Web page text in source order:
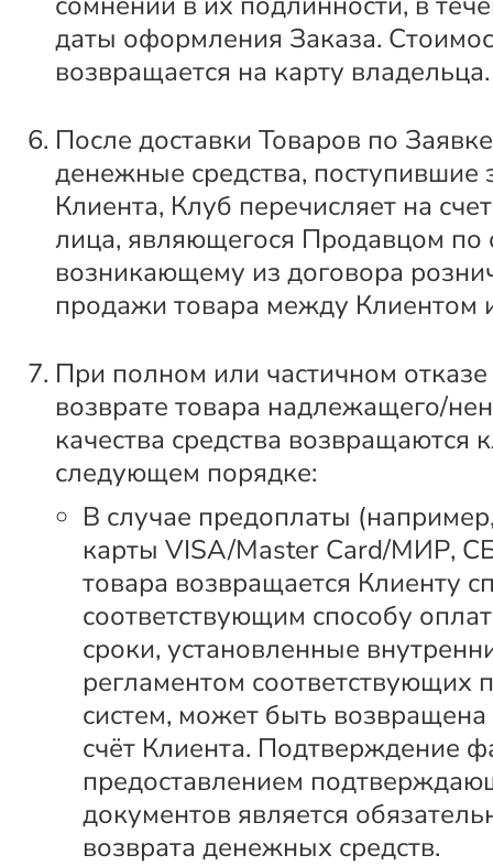
даты оформления Заказа.
возвращается на карту владельца.
После доставки Товаров по
денежные средства, поступившие
Клиента, Клуб перечисляет на
лица, являющегося Продавцом по
возникающему из договора
продажи товара между Клиентом
При полном или частичном отказе
возврате товара надлежащего/
качества средства возвращаются
следующем порядке:
В случае предоплаты
карты VISA/Master Card/МИР,
товара возвращается Клиенту
соответствующим способу
сроки, установленные
регламентом соответствующих
систем, может быть
счёт Клиента. Подтверждение
предоставлением
документов является
возврата денежных средств.